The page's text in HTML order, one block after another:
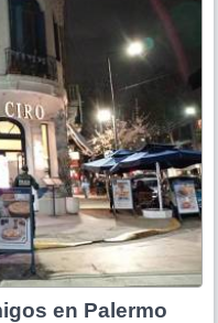
en Palermo